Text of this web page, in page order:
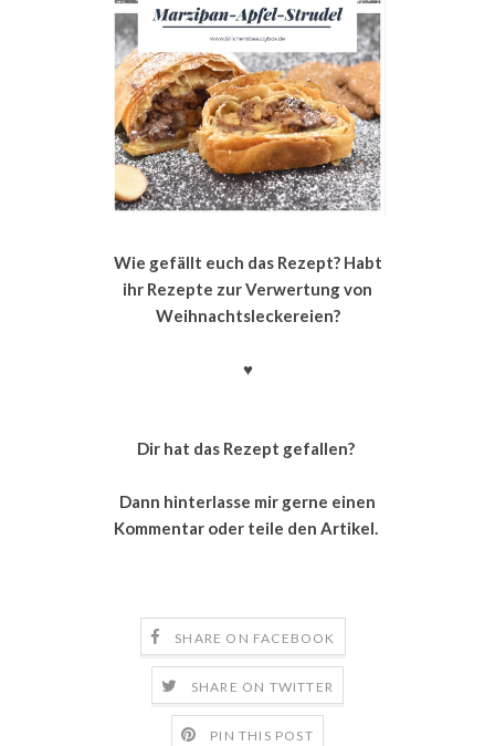
Wie gefällt euch das Rezept? Habt
ihr Rezepte zur Verwertung von
Weihnachtsleckereien?
♥
Dir hat das Rezept gefallen?
Dann hinterlasse mir gerne einen
Kommentar oder teile den Artikel.
SHARE ON FACEBOOK
SHARE ON TWITTER
PIN THIS POST